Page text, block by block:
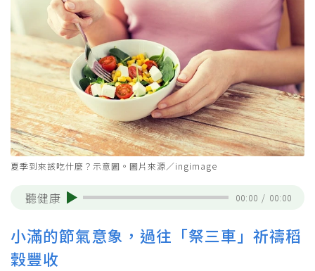
夏季到來該吃什麼？示意圖。圖片來源／ingimage
聽健康 00:00 / 00:00
小滿的節氣意象，過往「祭三車」祈禱稻
穀豐收